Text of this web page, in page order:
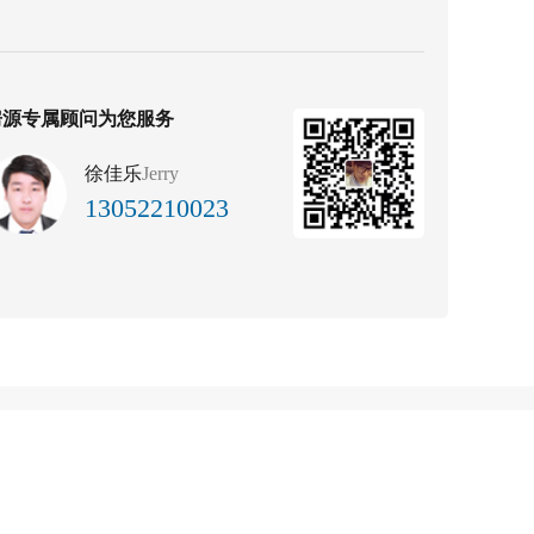
专属顾问为您服务
徐佳乐Jerry
13052210023